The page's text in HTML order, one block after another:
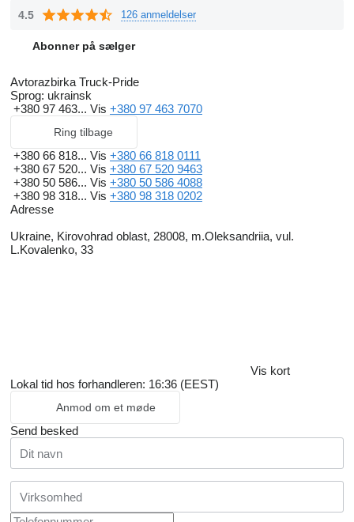
4.5 126 anmeldelser
Abonner på sælger
Avtorazbirka Truck-Pride
Sprog: ukrainsk
+380 97 463... Vis +380 97 463 7070
Ring tilbage
+380 66 818... Vis +380 66 818 0111
+380 67 520... Vis +380 67 520 9463
+380 50 586... Vis +380 50 586 4088
+380 98 318... Vis +380 98 318 0202
Adresse
Ukraine, Kirovohrad oblast, 28008, m.Oleksandriia, vul.
L.Kovalenko, 33
Vis kort
Lokal tid hos forhandleren: 16:36 (EEST)
Anmod om et møde
Send besked